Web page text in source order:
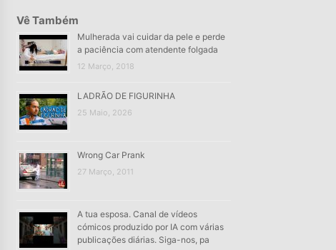
Vê Também
Mulherada vai cuidar da pele e perde
a paciência com atendente folgada
12 Março, 2018
LADRÃO DE FIGURINHA
25 Maio, 2026
Wrong Car Prank
27 Março, 2011
A tua esposa. Canal de vídeos
cómicos produzido por IA com várias
publicações diárias. Siga-nos, pa